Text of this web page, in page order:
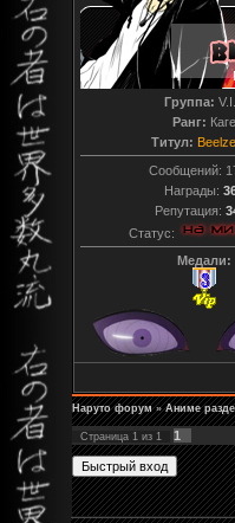
Группа:
Ранг: Каге
Титул:
Сообщений:
Награды:
Репутация:
Статус:
Медали:
Наруто форум » Аниме
Страница 1 из 1 1